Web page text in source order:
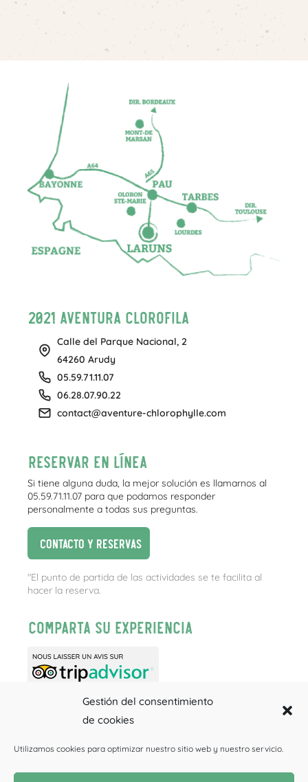
Gestión del consentimiento
de cookies
Utilizamos cookies para optimizar nuestro sitio web y nuestro servicio.
2021 Aventura Clorofila
Calle del Parque Nacional, 2
64260 Arudy
05.59.71.11.07
06.28.07.90.22
contact@aventure-chlorophylle.com
Reservar en línea
Si tiene alguna duda, la mejor solución es llamarnos al
05.59.71.11.07 para que podamos responder
personalmente a todas sus preguntas.
Contacto y reservas
"El punto de partida de las actividades se te facilita al
hacer la reserva.
Comparta su experiencia